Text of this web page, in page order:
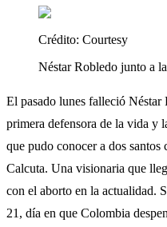
Crédito: Courtesy
Néstar Robledo junto a
El pasado lunes falleció Néstar
primera defensora de la vida y
que pudo conocer a dos
Calcuta. Una visionaria que
con el aborto en la actualidad.
21, día en que Colombia